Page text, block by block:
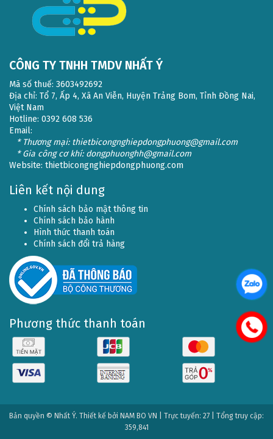
CÔNG TY TNHH TMDV NHẤT Ý
Mã số thuế: 3603492692
Địa chỉ: Tổ 7, Ấp 4, Xã An Viễn, Huyện Trảng Bom, Tỉnh Đồng Nai,
Việt Nam
Hotline: 0392 608 536
Email:
* Thương mại: thietbicongnghiepdongphuong@gmail.com
* Gia công cơ khí: dongphuonghh@gmail.com
Website: thietbicongnghiepdongphuong.com
Liên kết nội dung
Chính sách bảo mật thông tin
Chính sách bảo hành
Hình thức thanh toán
Chính sách đổi trả hàng
Phương thức thanh toán
Bản quyền © Nhất Ý. Thiết kế bởi NAM BO VN
| Trực tuyến: 27 | Tổng truy cập:
359,841